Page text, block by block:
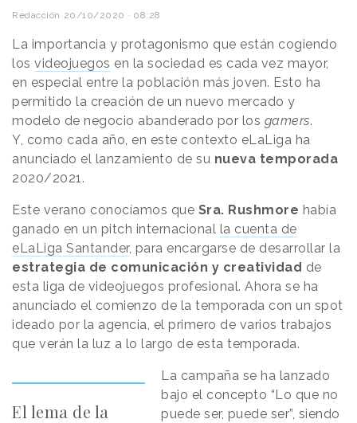
Redacción 20/10/2020 · 08:28
La importancia y protagonismo que están cogiendo
los videojuegos en la sociedad es cada vez mayor,
en especial entre la población más joven. Esto ha
permitido la creación de un nuevo mercado y
modelo de negocio abanderado por los gamers.
Y, como cada año, en este contexto eLaLiga ha
anunciado el lanzamiento de su nueva temporada
2020/2021.
Este verano conocíamos que Sra. Rushmore había
ganado en un pitch internacional la cuenta de
eLaLiga Santander, para encargarse de desarrollar la
estrategia de comunicación y creatividad de
esta liga de videojuegos profesional. Ahora se ha
anunciado el comienzo de la temporada con un spot
ideado por la agencia, el primero de varios trabajos
que verán la luz a lo largo de esta temporada.
El lema de la
La campaña se ha lanzado
bajo el concepto “Lo que no
puede ser, puede ser”, siendo